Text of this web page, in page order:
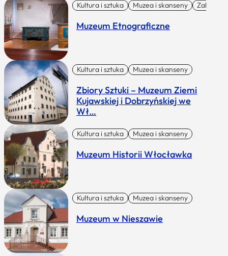
Kultura i sztuka Muzea i skanseny Zabytki I
Muzeum Etnograficzne
Kultura i sztuka Muzea i skanseny
Zbiory Sztuki – Muzeum Ziemi
Kujawskiej i Dobrzyńskiej we
Wł…
Kultura i sztuka Muzea i skanseny
Muzeum Historii Włocławka
Kultura i sztuka Muzea i skanseny
Muzeum w Nieszawie